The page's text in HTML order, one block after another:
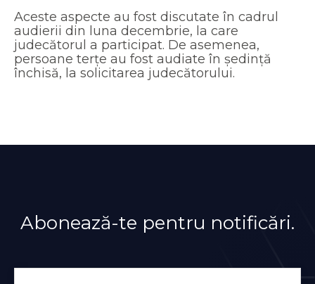
Aceste aspecte au fost discutate în cadrul
audierii din luna decembrie, la care
judecătorul a participat. De asemenea,
persoane terțe au fost audiate în ședință
închisă, la solicitarea judecătorului.
Abonează-te pentru notificări.